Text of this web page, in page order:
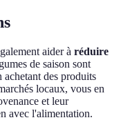
aider à réduire
de saison sont
des produits
locaux, vous en
et leur
avec l'alimentation.